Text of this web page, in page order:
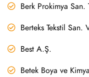
Berk Prokimya
Berteks Tekstil San.
Best A.Ş.
Betek Boya ve